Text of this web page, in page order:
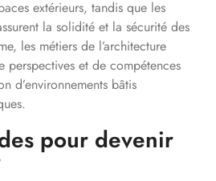
extérieurs, tandis que les
la solidité et la sécurité des
les métiers de l’architecture
perspectives et de compétences
d’environnements bâtis
pour devenir